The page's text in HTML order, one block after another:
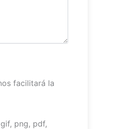
facilitará la
png, pdf,